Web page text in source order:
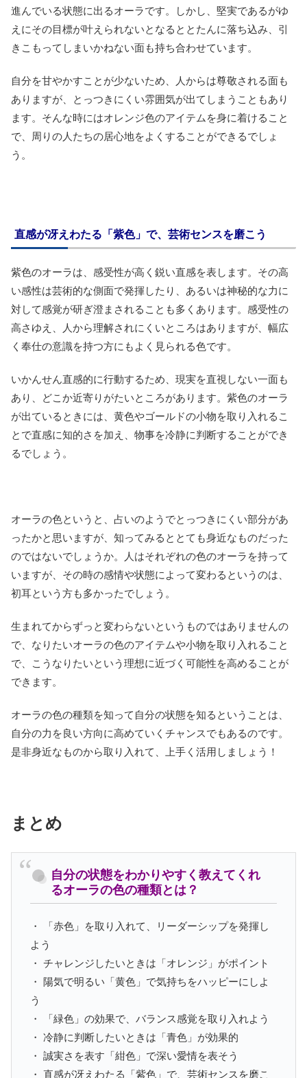
進んでいる状態に出るオーラです。しかし、堅実であるがゆ
えにその目標が叶えられないとなるととたんに落ち込み、引
きこもってしまいかねない面も持ち合わせています。
自分を甘やかすことが少ないため、人からは尊敬される面も
ありますが、とっつきにくい雰囲気が出てしまうこともあり
ます。そんな時にはオレンジ色のアイテムを身に着けること
で、周りの人たちの居心地をよくすることができるでしょ
う。
直感が冴えわたる「紫色」で、芸術センスを磨こう
紫色のオーラは、感受性が高く鋭い直感を表します。その高
い感性は芸術的な側面で発揮したり、あるいは神秘的な力に
対して感覚が研ぎ澄まされることも多くあります。感受性の
高さゆえ、人から理解されにくいところはありますが、幅広
く奉仕の意識を持つ方にもよく見られる色です。
いかんせん直感的に行動するため、現実を直視しない一面も
あり、どこか近寄りがたいところがあります。紫色のオーラ
が出ているときには、黄色やゴールドの小物を取り入れるこ
とで直感に知的さを加え、物事を冷静に判断することができ
るでしょう。
オーラの色というと、占いのようでとっつきにくい部分があ
ったかと思いますが、知ってみるととても身近なものだった
のではないでしょうか。人はそれぞれの色のオーラを持って
いますが、その時の感情や状態によって変わるというのは、
初耳という方も多かったでしょう。
生まれてからずっと変わらないというものではありませんの
で、なりたいオーラの色のアイテムや小物を取り入れること
で、こうなりたいという理想に近づく可能性を高めることが
できます。
オーラの色の種類を知って自分の状態を知るということは、
自分の力を良い方向に高めていくチャンスでもあるのです。
是非身近なものから取り入れて、上手く活用しましょう！
まとめ
自分の状態をわかりやすく教えてくれ
るオーラの色の種類とは？
・ 「赤色」を取り入れて、リーダーシップを発揮し
よう
・ チャレンジしたいときは「オレンジ」がポイント
・ 陽気で明るい「黄色」で気持ちをハッピーにしよ
う
・ 「緑色」の効果で、バランス感覚を取り入れよう
・ 冷静に判断したいときは「青色」が効果的
・ 誠実さを表す「紺色」で深い愛情を表そう
・ 直感が冴えわたる「紫色」で、芸術センスを磨こ